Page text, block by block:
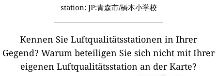
station: JP:青森市/橋本小学校
Kennen Sie Luftqualitätsstationen in Ihrer
Gegend? Warum beteiligen Sie sich nicht mit Ihrer
eigenen Luftqualitätsstation an der Karte?